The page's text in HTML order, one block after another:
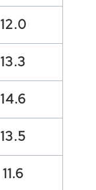
12.0
13.3
14.6
13.5
11.6